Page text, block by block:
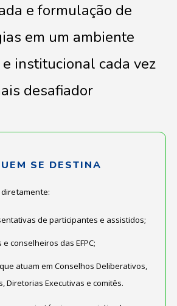
e formulação de
em um ambiente
institucional cada vez
desafiador
SE DESTINA
de participantes e assistidos;
conselheiros das EFPC;
atuam em Conselhos Deliberativos,
Diretorias Executivas e comitês.